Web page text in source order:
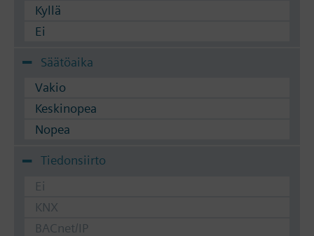
Kyllä
Ei
Säätöaika
Vakio
Keskinopea
Nopea
Tiedonsiirto
Ei
KNX
BACnet/IP